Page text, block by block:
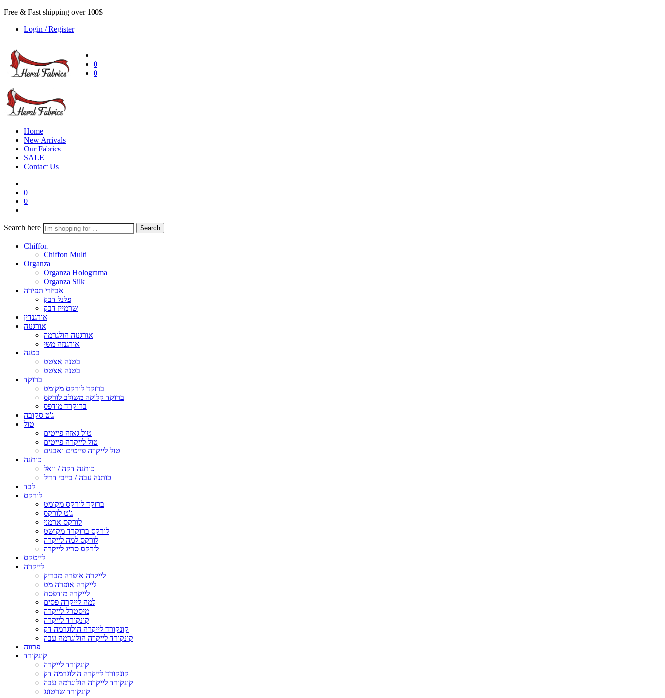
Free & Fast shipping over 100$
Login / Register
0
0
Home
New Arrivals
Our Fabrics
SALE
Contact Us
0
0
Search here Search
Chiffon
Chiffon Multi
Organza
Organza Holograma
Organza Silk
אביזרי תפירה
פלנל דבק
שרמייז דבק
אורגנדין
אורגנזה
אורגנזה הולגרמה
אורגנזה משי
בטנה
בטנה אצטט
בטנה אצטט
ברוקד
ברוקד לורקס מקומט
ברוקד קלוקה משולב לורקס
ברוקרד מודפס
ג'ט סקובה
טול
טול גאזה פייטים
טול לייקרה פייטים
טול לייקרה פייטים ואבנים
כותנה
כותנה דקה / וואל
כותנה עבה / בייבי דריל
לבד
לורקס
ברוקד לורקס מקומט
ג'ט לורקס
לורקס ארמני
לורקס ברוקרד מקושט
לורקס למה לייקרה
לורקס סריג לייקרה
לייטקס
לייקרה
לייקרה אופרה מבריק
לייקרה אופרה מט
לייקרה מודפסת
למה לייקרה פסים
מיסטרל לייקרה
קונקורד לייקרה
קונקורד לייקרה הולוגרמה דק
קונקורד לייקרה הולוגרמה עבה
פרווה
קונקורד
קונקורד לייקרה
קונקורד לייקרה הולוגרמה דק
קונקורד לייקרה הולוגרמה עבה
קונקורד שרטונג